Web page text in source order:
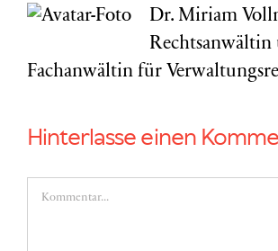
Dr. Miriam
Rechtsanwältin
Fachanwältin für
Hinterlasse einen
Kommentar